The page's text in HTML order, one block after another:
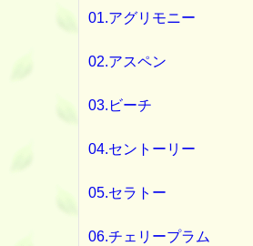
01.アグリモニー
02.アスペン
03.ビーチ
04.セントーリー
05.セラトー
06.チェリープラム